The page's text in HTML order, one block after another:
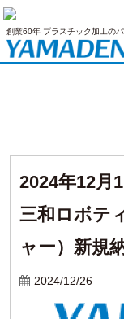
創業60年 プラスチック加工の
2024年12月
三和ロボテ
ャー）新規
2024/12/26